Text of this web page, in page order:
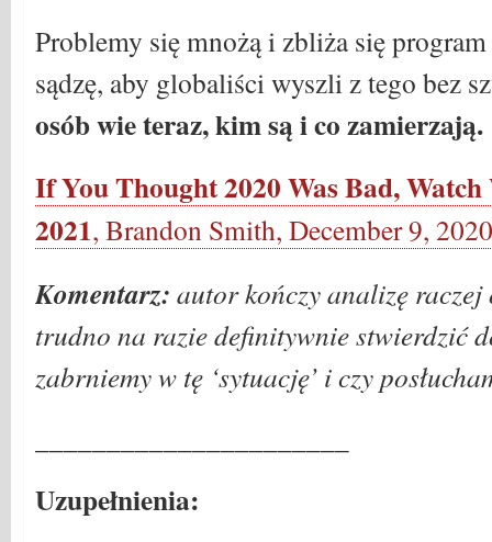
Problemy się mnożą i zbliża się
sądzę, aby globaliści wyszli z tego bez
osób wie teraz, kim są i co zamierzają.
If You Thought 2020 Was Bad,
2021, Brandon Smith, December 9, 2020
Komentarz: autor kończy analizę raczej
trudno na razie definitywnie stwierdzić
zabrniemy w tę ‘sytuację’ i czy
Uzupełnienia: